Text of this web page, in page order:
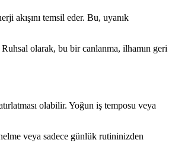
akışını temsil eder. Bu, uyanık
olarak, bu bir canlanma, ilhamın geri
olabilir. Yoğun iş temposu veya
veya sadece günlük rutininizden